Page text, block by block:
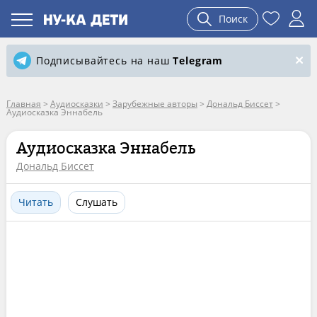
Поиск
Подписывайтесь на нашTelegram
Главная > Аудиосказки > Зарубежные авторы > Дональд Биссет>
Аудиосказка Эннабель
Аудиосказка Эннабель
Дональд Биссет
Читать Слушать